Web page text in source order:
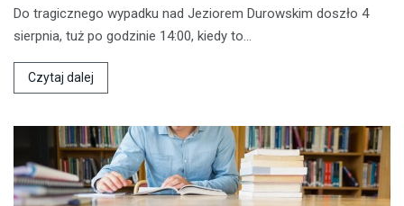
Do tragicznego wypadku nad Jeziorem Durowskim doszło 4
sierpnia, tuż po godzinie 14:00, kiedy to…
Czytaj dalej